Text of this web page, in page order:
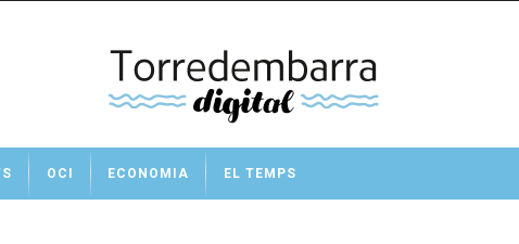
OCI ECONOMIA EL TEMPS